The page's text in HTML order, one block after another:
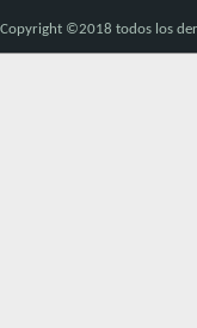
Copyright ©2018 todos los